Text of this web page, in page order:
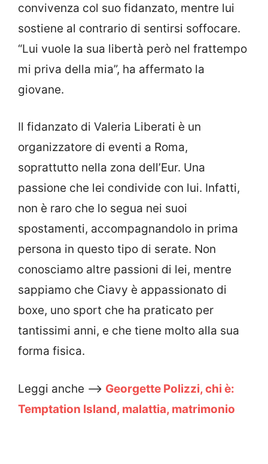
convivenza col suo fidanzato, mentre lui
sostiene al contrario di sentirsi soffocare.
“Lui vuole la sua libertà però nel frattempo
mi priva della mia”, ha affermato la
giovane.
Il fidanzato di Valeria Liberati è un
organizzatore di eventi a Roma,
soprattutto nella zona dell’Eur. Una
passione che lei condivide con lui. Infatti,
non è raro che lo segua nei suoi
spostamenti, accompagnandolo in prima
persona in questo tipo di serate. Non
conosciamo altre passioni di lei, mentre
sappiamo che Ciavy è appassionato di
boxe, uno sport che ha praticato per
tantissimi anni, e che tiene molto alla sua
forma fisica.
Leggi anche –> Georgette Polizzi, chi è:
Temptation Island, malattia, matrimonio